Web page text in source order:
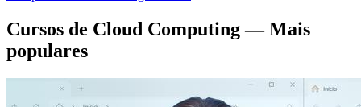
Cursos de Cloud Computing— Mais
populares